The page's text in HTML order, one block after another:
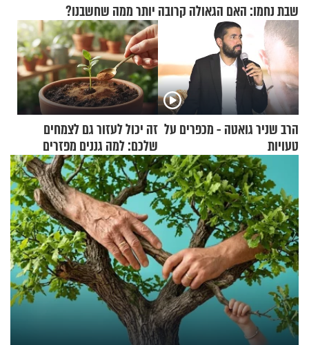
שבת נחמו: האם הגאולה קרובה יותר ממה שחשבנו?
הרב שניר גואטה - מכפרים על
טעויות
זה יכול לעזור גם לצמחים
שלכם: למה גננים מפזרים
קינמון בעציצים?